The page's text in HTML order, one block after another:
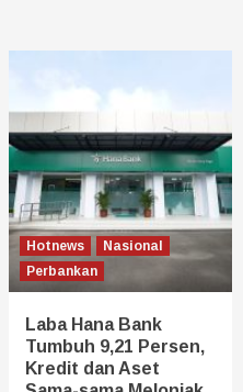
Hotnews
Nasional
Perbankan
Laba Hana Bank
Tumbuh 9,21 Persen,
Kredit dan Aset